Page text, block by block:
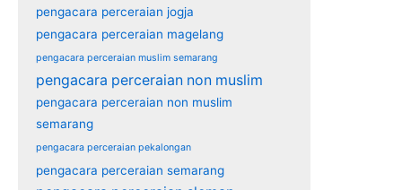
pengacara perceraian jogja
pengacara perceraian magelang
pengacara perceraian muslim semarang
pengacara perceraian non muslim
pengacara perceraian non muslim
semarang
pengacara perceraian pekalongan
pengacara perceraian semarang